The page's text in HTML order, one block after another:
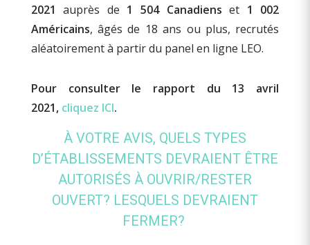
2021 auprès de 1 504 Canadiens et 1 002
Américains, âgés de 18 ans ou plus, recrutés
aléatoirement à partir du panel en ligne LEO.
Pour consulter le rapport du 13 avril
2021, cliquez ICI.
À VOTRE AVIS, QUELS TYPES
D’ÉTABLISSEMENTS DEVRAIENT ÊTRE
AUTORISÉS À OUVRIR/RESTER
OUVERT? LESQUELS DEVRAIENT
FERMER?